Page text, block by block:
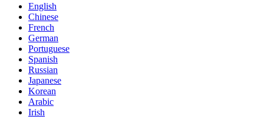
English
Chinese
French
German
Portuguese
Spanish
Russian
Japanese
Korean
Arabic
Irish